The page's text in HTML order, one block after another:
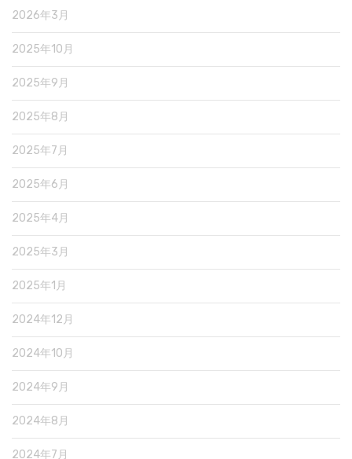
2026年3月
2025年10月
2025年9月
2025年8月
2025年7月
2025年6月
2025年4月
2025年3月
2025年1月
2024年12月
2024年10月
2024年9月
2024年8月
2024年7月